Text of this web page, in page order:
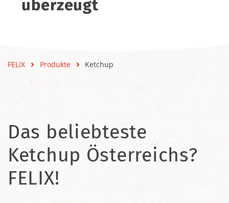
überzeugt
FELIX Produkte Ketchup
Das beliebteste
Ketchup Österreichs?
FELIX!